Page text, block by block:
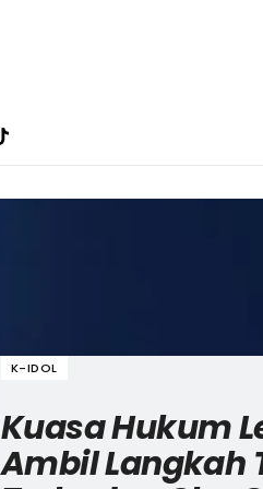
K-IDOL
Kuasa Hukum
Ambil Langkah